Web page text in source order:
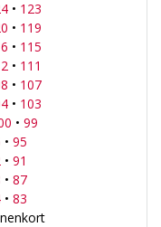
• 123
• 119
• 115
• 111
• 107
• 103
• 99
• 95
• 91
• 87
• 83